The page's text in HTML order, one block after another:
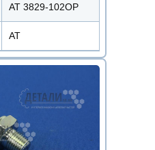
AT 3829-102OP
АТ